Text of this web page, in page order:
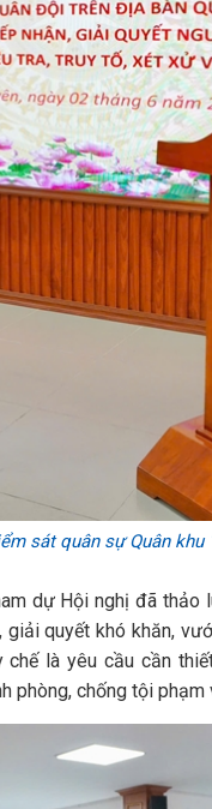
sát quân sự Quân
dự Hội nghị đã
quyết khó khăn,
chế là yêu cầu cần
phòng, chống tội